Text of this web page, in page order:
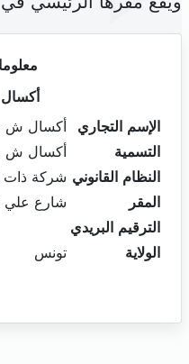
الإسم التجاري
أكسال ش
التسمية
أكسال ش
النظام القانوني شركة ذات
المقر
شارع علي
الترقيم البريدي
الولاية
تونس